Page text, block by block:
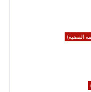
الفضية)